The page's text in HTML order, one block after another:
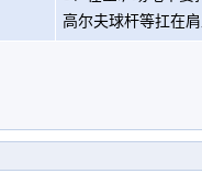
高尔夫球杆等扛在